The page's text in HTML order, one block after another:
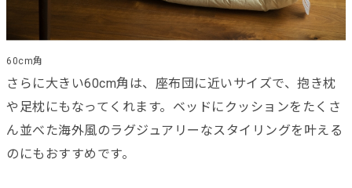
60cm角
さらに大きい60cm角は、座布団に近いサイズで、抱き枕
や足枕にもなってくれます。ベッドにクッションをたくさ
ん並べた海外風のラグジュアリーなスタイリングを叶える
のにもおすすめです。